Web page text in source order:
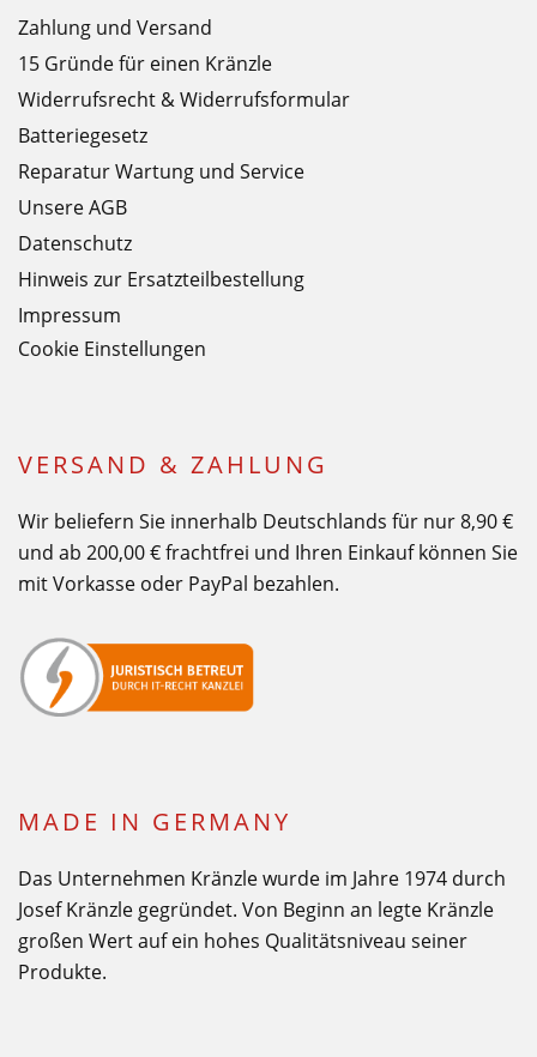
Zahlung und Versand
15 Gründe für einen Kränzle
Widerrufsrecht & Widerrufsformular
Batteriegesetz
Reparatur Wartung und Service
Unsere AGB
Datenschutz
Hinweis zur Ersatzteilbestellung
Impressum
Cookie Einstellungen
VERSAND & ZAHLUNG
Wir beliefern Sie innerhalb Deutschlands für nur 8,90 €
und ab 200,00 € frachtfrei und Ihren Einkauf können Sie
mit Vorkasse oder PayPal bezahlen.
MADE IN GERMANY
Das Unternehmen Kränzle wurde im Jahre 1974 durch
Josef Kränzle gegründet. Von Beginn an legte Kränzle
großen Wert auf ein hohes Qualitätsniveau seiner
Produkte.